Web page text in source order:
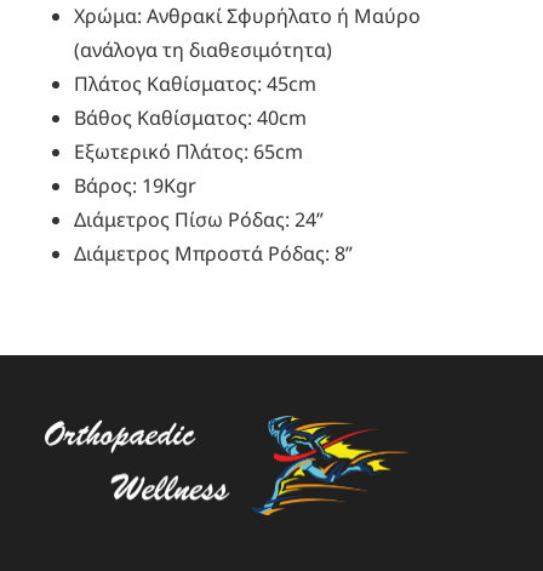
Χρώμα: Ανθρακί Σφυρήλατο ή Μαύρο
(ανάλογα τη διαθεσιμότητα)
Πλάτος Καθίσματος: 45cm
Βάθος Καθίσματος: 40cm
Εξωτερικό Πλάτος: 65cm
Βάρος: 19Kgr
Διάμετρος Πίσω Ρόδας: 24”
Διάμετρος Μπροστά Ρόδας: 8”